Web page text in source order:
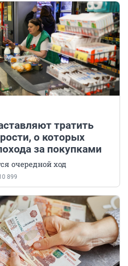
тратить
о которых
за покупками
очередной ход
899